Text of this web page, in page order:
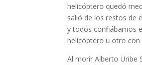
helicóptero quedó
salió de los restos de
y todos confiábamos
helicóptero u otro
Al morir Alberto Uribe